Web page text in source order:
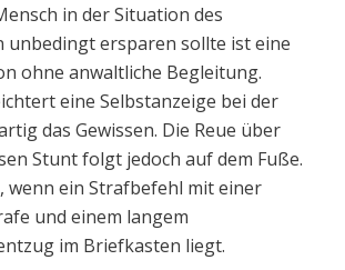
in der Situation des
unbedingt ersparen sollte ist eine
ohne anwaltliche Begleitung.
eine Selbstanzeige bei der
das Gewissen. Die Reue über
Stunt folgt jedoch auf dem Fuße.
wenn ein Strafbefehl mit einer
und einem langem
im Briefkasten liegt.